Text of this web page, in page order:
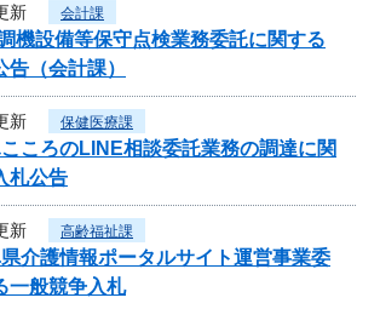
新 会計課
機設備等保守点検業務委託に関する
（会計課）
新 保健医療課
ころのLINE相談委託業務の調達に関
札公告
新 高齢福祉課
介護情報ポータルサイト運営事業委
一般競争入札